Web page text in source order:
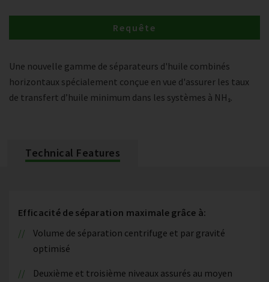
Une nouvelle gamme de séparateurs d'huile combinés
horizontaux spécialement conçue en vue d'assurer les taux
de transfert d’huile minimum dans les systèmes à NH₃.
Requête
Technical Features
Efficacité de séparation maximale grâce à:
Volume de séparation centrifuge et par gravité
optimisé
Deuxième et troisième niveaux assurés au moyen